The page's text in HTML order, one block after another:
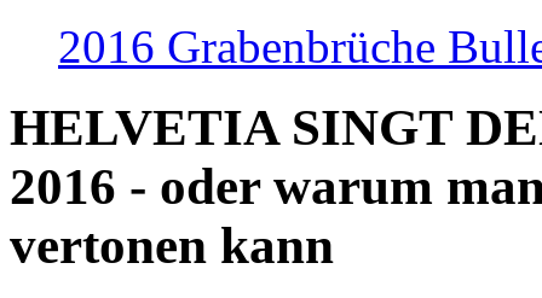
2016 Grabenbrüche
HELVETIA SINGT
2016 - oder warum
vertonen kann